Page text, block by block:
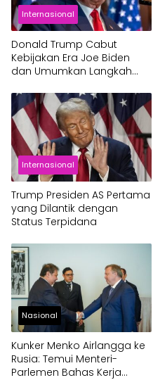
Internasional
Donald Trump Cabut
Kebijakan Era Joe Biden
dan Umumkan Langkah
Pertama Kepresidenan
Internasional
Trump Presiden AS Pertama
yang Dilantik dengan
Status Terpidana
Nasional
Kunker Menko Airlangga ke
Rusia: Temui Menteri-
Parlemen Bahas Kerja